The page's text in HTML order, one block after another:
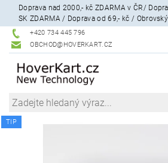
Doprava nad 2000,- kč ZDARMA v ČR/
SK ZDARMA / Doprava od 69,- kč /
+420 734 445 796
OBCHOD@HOVERKART.CZ
TIP